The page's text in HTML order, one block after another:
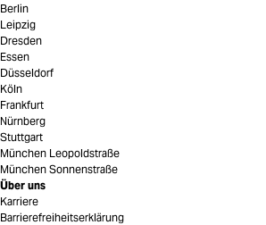
Berlin
Leipzig
Dresden
Essen
Düsseldorf
Köln
Frankfurt
Nürnberg
Stuttgart
München Leopoldstraße
München Sonnenstraße
Über uns
Karriere
Barrierefreiheitserklärung